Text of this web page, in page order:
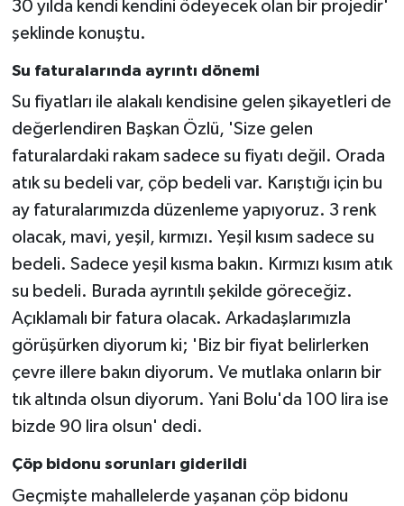
30 yılda kendi kendini ödeyecek olan bir projedir'
şeklinde konuştu.
Su faturalarında ayrıntı dönemi
Su fiyatları ile alakalı kendisine gelen şikayetleri de
değerlendiren Başkan Özlü, 'Size gelen
faturalardaki rakam sadece su fiyatı değil. Orada
atık su bedeli var, çöp bedeli var. Karıştığı için bu
ay faturalarımızda düzenleme yapıyoruz. 3 renk
olacak, mavi, yeşil, kırmızı. Yeşil kısım sadece su
bedeli. Sadece yeşil kısma bakın. Kırmızı kısım atık
su bedeli. Burada ayrıntılı şekilde göreceğiz.
Açıklamalı bir fatura olacak. Arkadaşlarımızla
görüşürken diyorum ki; 'Biz bir fiyat belirlerken
çevre illere bakın diyorum. Ve mutlaka onların bir
tık altında olsun diyorum. Yani Bolu'da 100 lira ise
bizde 90 lira olsun' dedi.
Çöp bidonu sorunları giderildi
Geçmişte mahallelerde yaşanan çöp bidonu